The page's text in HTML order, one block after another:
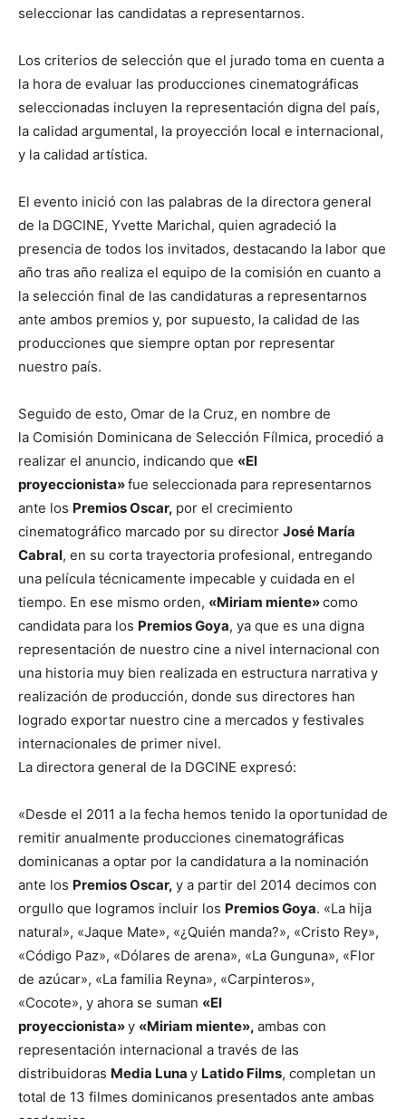
seleccionar las candidatas a representarnos.
Los criterios de selección que el jurado toma en cuenta a
la hora de evaluar las producciones cinematográficas
seleccionadas incluyen la representación digna del país,
la calidad argumental, la proyección local e internacional,
y la calidad artística.
El evento inició con las palabras de la directora general
de la DGCINE, Yvette Marichal, quien agradeció la
presencia de todos los invitados, destacando la labor que
año tras año realiza el equipo de la comisión en cuanto a
la selección final de las candidaturas a representarnos
ante ambos premios y, por supuesto, la calidad de las
producciones que siempre optan por representar
nuestro país.
Seguido de esto, Omar de la Cruz, en nombre de
la Comisión Dominicana de Selección Fílmica, procedió a
realizar el anuncio, indicando que «El
proyeccionista»fue seleccionada para representarnos
ante los Premios Oscar, por el crecimiento
cinematográfico marcado por su director José María
Cabral, en su corta trayectoria profesional, entregando
una película técnicamente impecable y cuidada en el
tiempo. En ese mismo orden, «Miriam miente»como
candidata para los Premios Goya, ya que es una digna
representación de nuestro cine a nivel internacional con
una historia muy bien realizada en estructura narrativa y
realización de producción, donde sus directores han
logrado exportar nuestro cine a mercados y festivales
internacionales de primer nivel.
La directora general de la DGCINE expresó:
«Desde el 2011 a la fecha hemos tenido la oportunidad de
remitir anualmente producciones cinematográficas
dominicanas a optar por la candidatura a la nominación
ante los Premios Oscar, y a partir del 2014 decimos con
orgullo que logramos incluir los Premios Goya. «La hija
natural», «Jaque Mate», «¿Quién manda?», «Cristo Rey»,
«Código Paz», «Dólares de arena», «La Gunguna», «Flor
de azúcar», «La familia Reyna», «Carpinteros»,
«Cocote», y ahora se suman «El
proyeccionista»y «Miriam miente», ambas con
representación internacional a través de las
distribuidoras Media Luna y Latido Films, completan un
total de 13 filmes dominicanos presentados ante ambas